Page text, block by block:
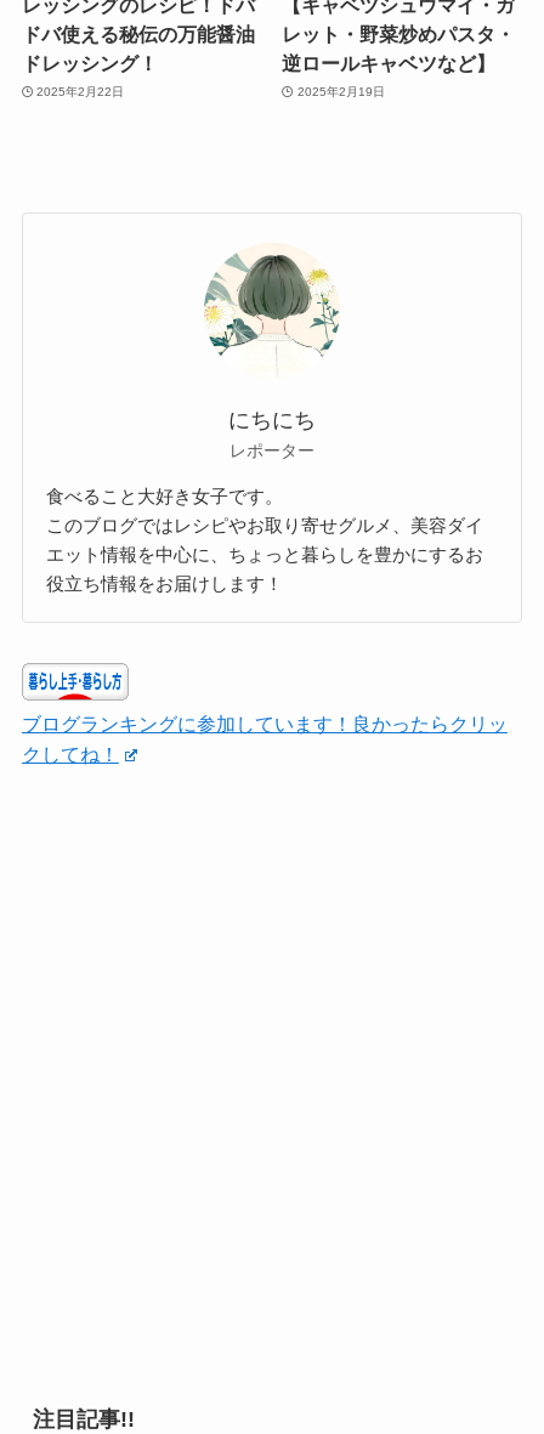
レッシングのレシピ！ドバ
ドバ使える秘伝の万能醤油
ドレッシング！
2025年2月22日
【キャベツシュウマイ・ガ
レット・野菜炒めパスタ・
逆ロールキャベツなど】
2025年2月19日
にちにち
レポーター
食べること大好き女子です。
このブログではレシピやお取り寄せグルメ、美容ダイ
エット情報を中心に、ちょっと暮らしを豊かにするお
役立ち情報をお届けします！
ブログランキングに参加しています！良かったらクリッ
クしてね！
注目記事!!